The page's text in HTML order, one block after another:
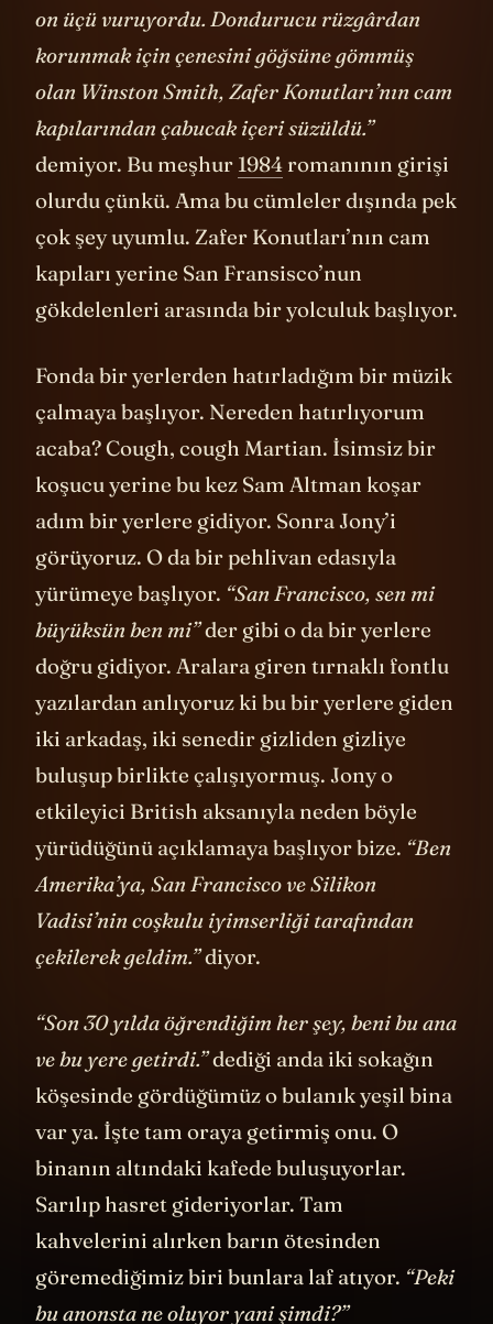
“Pırıl pırıl, soğuk bir nisan günüydü; saatler
on üçü vuruyordu. Dondurucu rüzgârdan
korunmak için çenesini göğsüne gömmüş
olan Winston Smith, Zafer Konutları’nın cam
kapılarından çabucak içeri süzüldü.”
demiyor. Bu meşhur1984romanının girişi
olurdu çünkü. Ama bu cümleler dışında pek
çok şey uyumlu. Zafer Konutları’nın cam
kapıları yerine San Fransisco’nun
Fonda bir yerlerden hatırladığım bir müzik
çalmaya başlıyor. Nereden hatırlıyorum
acaba? Cough, cough Martian. İsimsiz bir
koşucu yerine bu kez Sam Altman koşar
adım bir yerlere gidiyor. Sonra Jony’i
görüyoruz. O da bir pehlivan edasıyla
yürümeye başlıyor.“San Francisco, sen mi
büyüksün ben mi”der gibi o da bir yerlere
doğru gidiyor. Aralara giren tırnaklı fontlu
yazılardan anlıyoruz ki bu bir yerlere giden
iki arkadaş, iki senedir gizliden gizliye
buluşup birlikte çalışıyormuş. Jony o
etkileyici British aksanıyla neden böyle
yürüdüğünü açıklamaya başlıyor bize.
Amerika’ya, San Francisco ve Silikon
Vadisi’nin coşkulu iyimserliği tarafından
“Son 30 yılda öğrendiğim her şey, beni bu ana
ve bu yere getirdi.”dediği anda iki sokağın
köşesinde gördüğümüz o bulanık yeşil bina
var ya. İşte tam oraya getirmiş onu. O
binanın altındaki kafede buluşuyorlar.
Sarılıp hasret gideriyorlar. Tam
kahvelerini alırken barın ötesinden
göremediğimiz biri bunlara laf atıyor.